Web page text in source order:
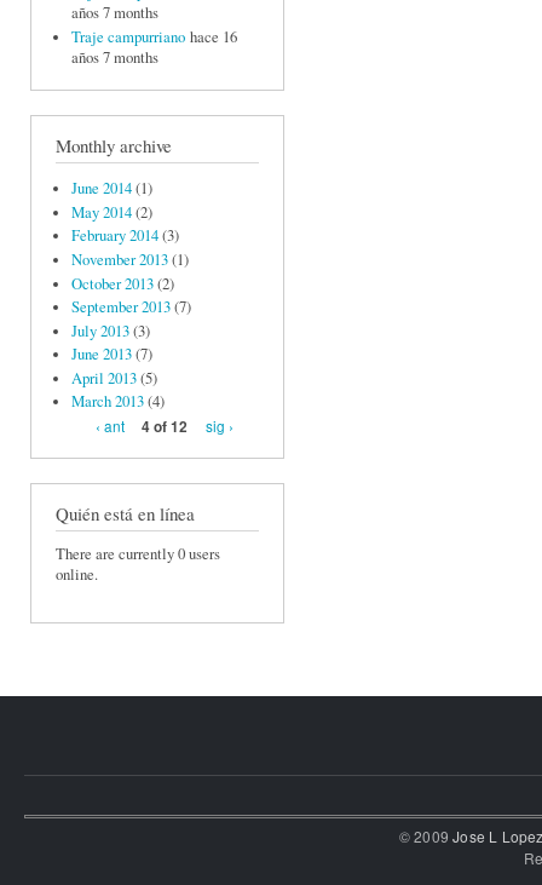
años 7 months
Traje campurriano hace 16
años 7 months
Monthly archive
June 2014(1)
May 2014(2)
February 2014(3)
November 2013(1)
October 2013(2)
September 2013(7)
July 2013(3)
June 2013(7)
April 2013(5)
March 2013(4)
‹ ant
4 of 12 sig ›
Quién está en línea
There are currently 0 users
online.
© 2009Jose L